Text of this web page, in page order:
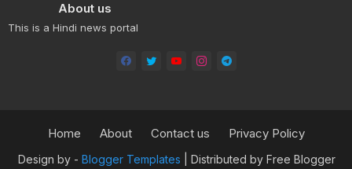
About us
This is a Hindi news portal
Design by - Blogger Templates | Distributed by Free Blogger
Home About Contact us Privacy Policy